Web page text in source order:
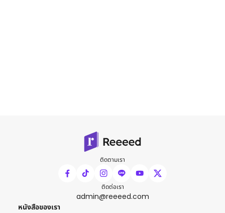
ติดตามเรา
ติดต่อเรา
admin@reeeed.com
หนังสือของเรา